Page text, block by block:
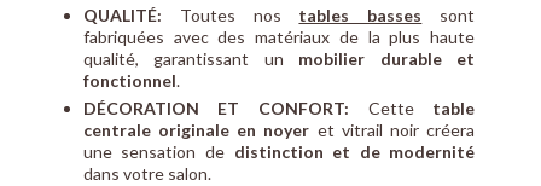
QUALITÉ: Toutes nos tables basses sont
fabriquées avec des matériaux de la plus haute
qualité, garantissant un mobilier durable et
fonctionnel.
DÉCORATION ET CONFORT: Cette table
centrale originale en noyer et vitrail noir créera
une sensation de distinction et de modernité
dans votre salon.